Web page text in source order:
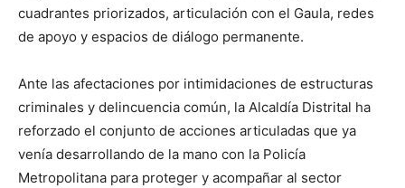
cuadrantes priorizados, articulación con el Gaula, redes
de apoyo y espacios de diálogo permanente.
Ante las afectaciones por intimidaciones de estructuras
criminales y delincuencia común, la Alcaldía Distrital ha
reforzado el conjunto de acciones articuladas que ya
venía desarrollando de la mano con la Policía
Metropolitana para proteger y acompañar al sector